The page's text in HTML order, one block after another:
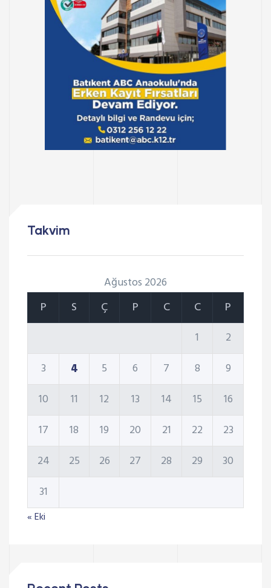
Takvim
Ağustos 2026
P
S Ç P C C
P
1
2
3
4 5 6 7 8
9
10
11 12 13 14 15
16
17
18 19 20 21 22
23
24
25 26 27 28 29
30
31
« Eki